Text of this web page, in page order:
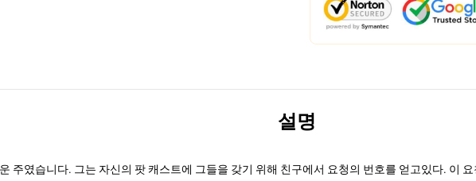
설명
주였습니다. 그는 자신의 팟 캐스트에 그들을 갖기 위해 친구에서 요청의 번호를 얻고있다. 이